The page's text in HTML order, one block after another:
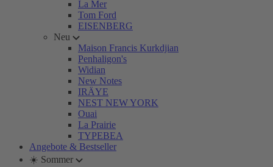
La Mer
Tom Ford
EISENBERG
Neu
Maison Francis Kurkdjian
Penhaligon's
Widian
New Notes
IRÄYE
NEST NEW YORK
Ouai
La Prairie
TYPEBEA
Angebote & Bestseller
☀️ Sommer